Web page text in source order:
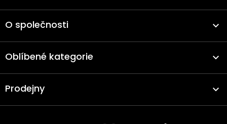
O společnosti
Oblíbené kategorie
Prodejny